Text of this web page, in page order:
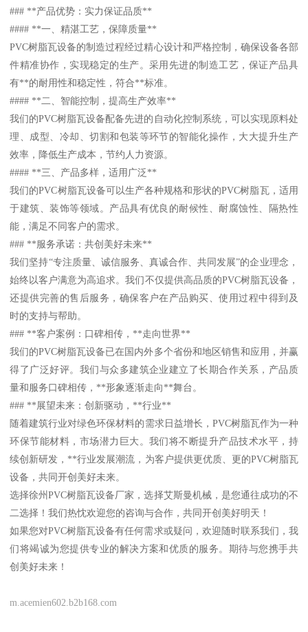
### **产品优势：实力保证品质**
#### **一、精湛工艺，保障质量**
PVC树脂瓦设备的制造过程经过精心设计和严格控制，确保设备各部
件精准协作，实现稳定的生产。采用先进的制造工艺，保证产品具
有**的耐用性和稳定性，符合**标准。
#### **二、智能控制，提高生产效率**
我们的PVC树脂瓦设备配备先进的自动化控制系统，可以实现原料处
理、成型、冷却、切割和包装等环节的智能化操作，大大提升生产
效率，降低生产成本，节约人力资源。
#### **三、产品多样，适用广泛**
我们的PVC树脂瓦设备可以生产各种规格和形状的PVC树脂瓦，适用
于建筑、装饰等领域。产品具有优良的耐候性、耐腐蚀性、隔热性
能，满足不同客户的需求。
### **服务承诺：共创美好未来**
我们坚持“专注质量、诚信服务、真诚合作、共同发展”的企业理念，
始终以客户满意为高追求。我们不仅提供高品质的PVC树脂瓦设备，
还提供完善的售后服务，确保客户在产品购买、使用过程中得到及
时的支持与帮助。
### **客户案例：口碑相传，**走向世界**
我们的PVC树脂瓦设备已在国内外多个省份和地区销售和应用，并赢
得了广泛好评。我们与众多建筑企业建立了长期合作关系，产品质
量和服务口碑相传，**形象逐渐走向**舞台。
### **展望未来：创新驱动，**行业**
随着建筑行业对绿色环保材料的需求日益增长，PVC树脂瓦作为一种
环保节能材料，市场潜力巨大。我们将不断提升产品技术水平，持
续创新研发，**行业发展潮流，为客户提供更优质、更的PVC树脂瓦
设备，共同开创美好未来。
选择徐州PVC树脂瓦设备厂家，选择艾斯曼机械，是您通往成功的不
二选择！我们热忱欢迎您的咨询与合作，共同开创美好明天！
如果您对PVC树脂瓦设备有任何需求或疑问，欢迎随时联系我们，我
们将竭诚为您提供专业的解决方案和优质的服务。期待与您携手共
创美好未来！
m.acemien602.b2b168.com